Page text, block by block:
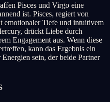
Pisces und Virgo eine
ist. Pisces, regiert von
emotionaler Tiefe und intuitivem
drückt Liebe durch
Engagement aus. Wenn diese
kann das Ergebnis ein
sein, der beide Partner